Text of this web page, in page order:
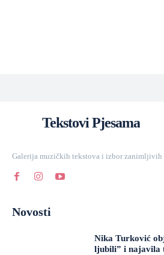
Tekstovi Pjesama
Galerija muzičkih tekstova i izbor zanimljivih
Novosti
Nika Turković
ljubili” i najavila